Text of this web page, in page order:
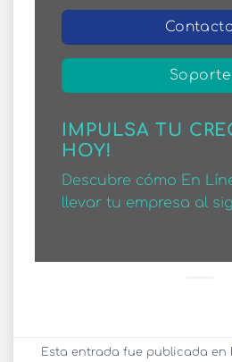
Soporte
IMPULSA TU
HOY!
Descubre cómo En
llevar tu empresa al
Esta entrada fue publicada en